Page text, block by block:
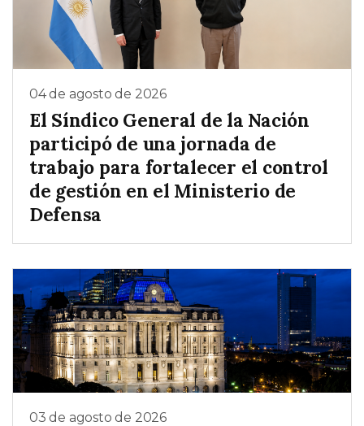
04 de agosto de 2026
El Síndico General de la Nación
participó de una jornada de
trabajo para fortalecer el control
de gestión en el Ministerio de
Defensa
03 de agosto de 2026